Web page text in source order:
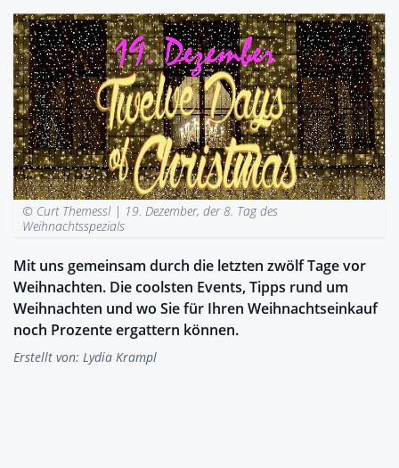
© Curt Themessl | 19. Dezember, der 8. Tag des
Weihnachtsspezials
Mit uns gemeinsam durch die letzten zwölf Tage vor
Weihnachten. Die coolsten Events, Tipps rund um
Weihnachten und wo Sie für Ihren Weihnachtseinkauf
noch Prozente ergattern können.
Erstellt von: Lydia Krampl